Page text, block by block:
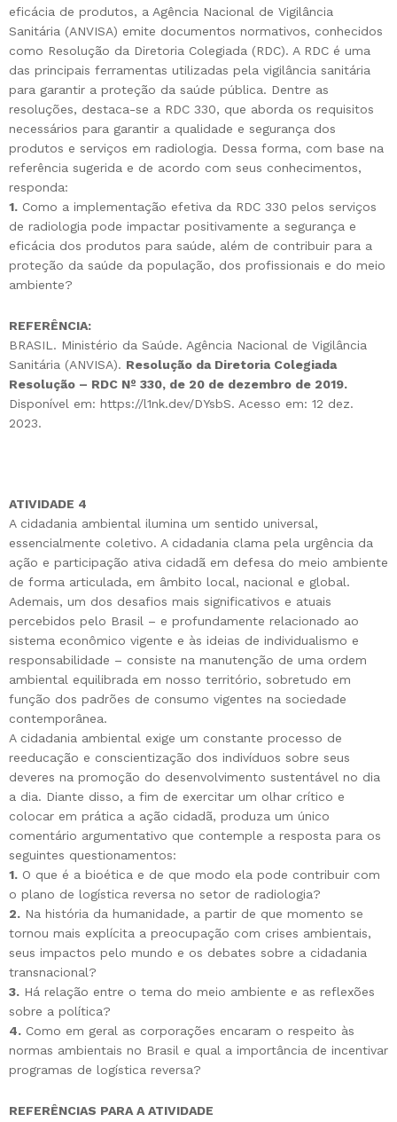
eficácia de produtos, a Agência Nacional de Vigilância
Sanitária (ANVISA) emite documentos normativos, conhecidos
como Resolução da Diretoria Colegiada (RDC). A RDC é uma
das principais ferramentas utilizadas pela vigilância sanitária
para garantir a proteção da saúde pública. Dentre as
resoluções, destaca-se a RDC 330, que aborda os requisitos
necessários para garantir a qualidade e segurança dos
produtos e serviços em radiologia. Dessa forma, com base na
referência sugerida e de acordo com seus conhecimentos,
responda:
1. Como a implementação efetiva da RDC 330 pelos serviços
de radiologia pode impactar positivamente a segurança e
eficácia dos produtos para saúde, além de contribuir para a
proteção da saúde da população, dos profissionais e do meio
ambiente?
REFERÊNCIA:
BRASIL. Ministério da Saúde. Agência Nacional de Vigilância
Sanitária (ANVISA). Resolução da Diretoria Colegiada
Resolução – RDC Nº 330, de 20 de dezembro de 2019.
Disponível em: https://l1nk.dev/DYsbS. Acesso em: 12 dez.
2023.
ATIVIDADE 4
A cidadania ambiental ilumina um sentido universal,
essencialmente coletivo. A cidadania clama pela urgência da
ação e participação ativa cidadã em defesa do meio ambiente
de forma articulada, em âmbito local, nacional e global.
Ademais, um dos desafios mais significativos e atuais
percebidos pelo Brasil – e profundamente relacionado ao
sistema econômico vigente e às ideias de individualismo e
responsabilidade – consiste na manutenção de uma ordem
ambiental equilibrada em nosso território, sobretudo em
função dos padrões de consumo vigentes na sociedade
contemporânea.
A cidadania ambiental exige um constante processo de
reeducação e conscientização dos indivíduos sobre seus
deveres na promoção do desenvolvimento sustentável no dia
a dia. Diante disso, a fim de exercitar um olhar crítico e
colocar em prática a ação cidadã, produza um único
comentário argumentativo que contemple a resposta para os
seguintes questionamentos:
1. O que é a bioética e de que modo ela pode contribuir com
o plano de logística reversa no setor de radiologia?
2. Na história da humanidade, a partir de que momento se
tornou mais explícita a preocupação com crises ambientais,
seus impactos pelo mundo e os debates sobre a cidadania
transnacional?
3. Há relação entre o tema do meio ambiente e as reflexões
sobre a política?
4. Como em geral as corporações encaram o respeito às
normas ambientais no Brasil e qual a importância de incentivar
programas de logística reversa?
REFERÊNCIAS PARA A ATIVIDADE